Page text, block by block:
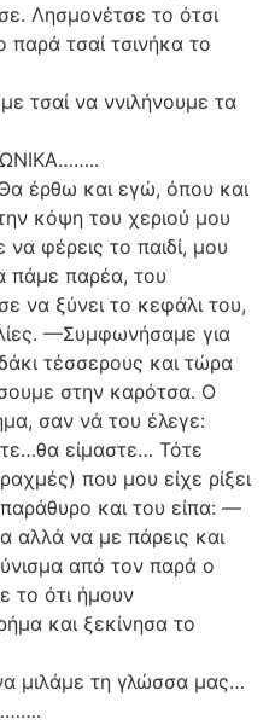
Λησμονέτσε το ότσι
τσαί τσινήκα το
τσαί να ννιλήνουμε τα
έρθω και εγώ, όπου και
κόψη του χεριού μου
φέρεις το παιδί, μου
πάμε παρέα, του
να ξύνει το κεφάλι του,
—Συμφωνήσαμε για
τέσσερους και τώρα
στην καρότσα. Ο
σαν νά του έλεγε:
είμαστε… Τότε
που μου είχε ρίξει
και του είπα: —
να με πάρεις και
από τον παρά ο
το ότι ήμουν
και ξεκίνησα το
μιλάμε τη γλώσσα μας…